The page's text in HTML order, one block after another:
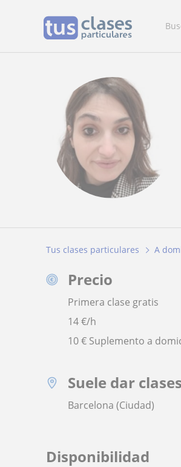
Tus clases particulares A
Precio
Primera clase gratis
14€/h
10 € Suplemento a
Suele dar
Barcelona (Ciudad)
Disponibilidad